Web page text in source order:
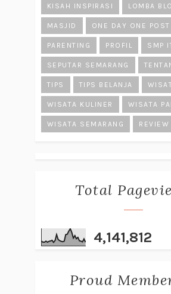
KISAH INSPIRASI LOMBA
MASJID ONE DAY ONE POST
PARENTING PROFIL SMP
SEPUTAR SEMARANG
TIPS TIPS BELANJA
WISATA KULINER WISATA
WISATA SEMARANG REVIEW
Total
4,141,812
Proud